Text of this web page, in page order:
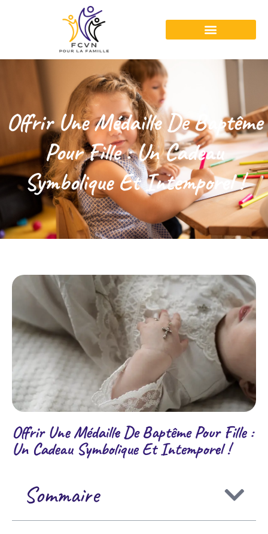
Offrir Une Médaille De Baptême
Pour Fille : Un Cadeau
Symbolique Et Intemporel !
Offrir Une Médaille De Baptême Pour Fille :
Un Cadeau Symbolique Et Intemporel !
Sommaire